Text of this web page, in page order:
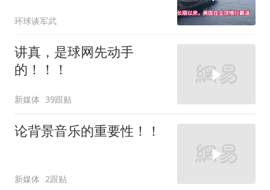
环球谈军武
讲真，是球网先动手
的！！！
新媒体 39跟贴
论背景音乐的重要性！！
新媒体 2跟贴